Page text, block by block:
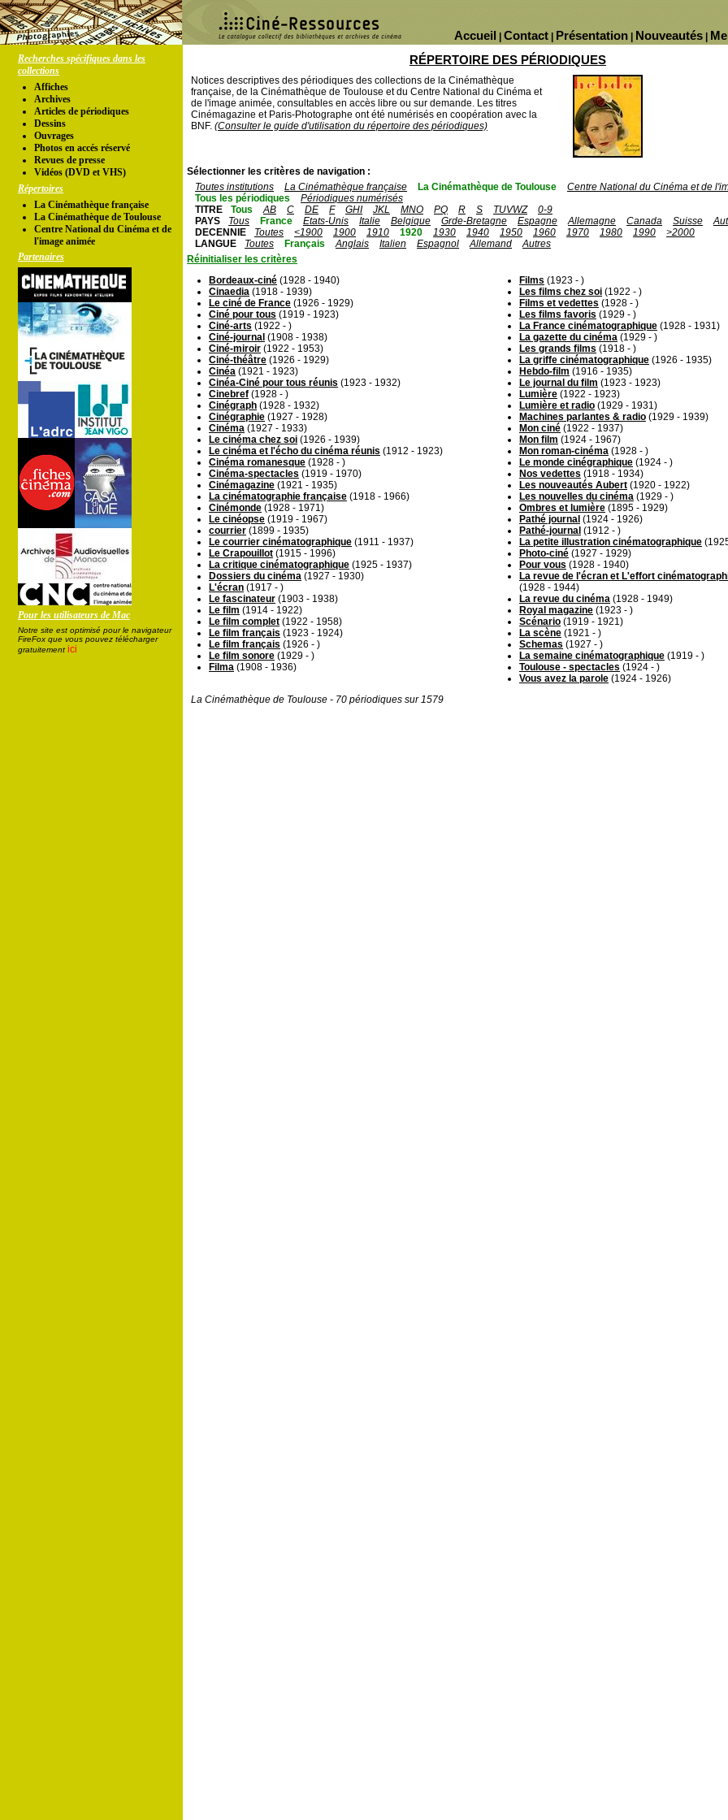
Nouveautés
Présentation
Contact
Accueil
Recherches spécifiques dans les
collections
Affiches
Archives
Articles de périodiques
Dessins
Ouvrages
Photos en accés réservé
Revues de presse
Vidéos (DVD et VHS)
Répertoires
La Cinémathèque française
La Cinémathèque de Toulouse
Centre National du Cinéma et de
l'image animée
Partenaires
Pour les utilisateurs de Mac
Notre site est optimisé pour le navigateur
FireFox que vous pouvez télécharger
gratuitement ici
RÉPERTOIRE DES PÉRIODIQUES
Notices descriptives des périodiques des collections de la Cinémathèque
française, de la Cinémathèque de Toulouse et du Centre National du Cinéma et
de l'image animée, consultables en accès libre ou sur demande. Les titres
Cinémagazine et Paris-Photographe ont été numérisés en coopération avec la
BNF. (Consulter le guide d'utilisation du répertoire des périodiques)
Sélectionner les critères de navigation :
Toutes institutions
La Cinémathèque française La Cinémathèque de Toulouse
Centre National du Cinéma et de
Tous les périodiques
Périodiques numérisés
TITRE
Tous AB C DE F GHI JKL MNO PQ R S TUVWZ
0-9
PAYS
Tous France Etats-Unis Italie Belgique Grde-Bretagne Espagne Allemagne Canada Suisse
DECENNIE
Toutes <1900 1900 1910 1920 1930 1940 1950 1960 1970 1980 1990
>2000
LANGUE
Toutes Français Anglais Italien Espagnol Allemand
Autres
Réinitialiser les critères
Bordeaux-ciné (1928 - 1940)
Cinaedia (1918 - 1939)
Le ciné de France (1926 - 1929)
Ciné pour tous (1919 - 1923)
Ciné-arts (1922 - )
Ciné-journal (1908 - 1938)
Ciné-miroir (1922 - 1953)
Ciné-théâtre (1926 - 1929)
Cinéa (1921 - 1923)
Cinéa-Ciné pour tous réunis (1923 - 1932)
Cinebref (1928 - )
Cinégraph (1928 - 1932)
Cinégraphie (1927 - 1928)
Cinéma (1927 - 1933)
Le cinéma chez soi (1926 - 1939)
Le cinéma et l'écho du cinéma réunis (1912 - 1923)
Cinéma romanesque (1928 - )
Cinéma-spectacles (1919 - 1970)
Cinémagazine (1921 - 1935)
La cinématographie française (1918 - 1966)
Cinémonde (1928 - 1971)
Le cinéopse (1919 - 1967)
courrier (1899 - 1935)
Le courrier cinématographique (1911 - 1937)
Le Crapouillot (1915 - 1996)
La critique cinématographique (1925 - 1937)
Dossiers du cinéma (1927 - 1930)
L'écran (1917 - )
Le fascinateur (1903 - 1938)
Le film (1914 - 1922)
Le film complet (1922 - 1958)
Le film français (1923 - 1924)
Le film français (1926 - )
Le film sonore (1929 - )
Filma (1908 - 1936)
Films (1923 - )
Les films chez soi (1922 - )
Films et vedettes (1928 - )
Les films favoris (1929 - )
La France cinématographique (1928 - 1931)
La gazette du cinéma (1929 - )
Les grands films (1918 - )
La griffe cinématographique (1926 - 1935)
Hebdo-film (1916 - 1935)
Le journal du film (1923 - 1923)
Lumière (1922 - 1923)
Lumière et radio (1929 - 1931)
Machines parlantes & radio (1929 - 1939)
Mon ciné (1922 - 1937)
Mon film (1924 - 1967)
Mon roman-cinéma (1928 - )
Le monde cinégraphique (1924 - )
Nos vedettes (1918 - 1934)
Les nouveautés Aubert (1920 - 1922)
Les nouvelles du cinéma (1929 - )
Ombres et lumière (1895 - 1929)
Pathé journal (1924 - 1926)
Pathé-journal (1912 - )
La petite illustration cinématographique
Photo-ciné (1927 - 1929)
Pour vous (1928 - 1940)
La revue de l'écran et L'effort
(1928 - 1944)
La revue du cinéma (1928 - 1949)
Royal magazine (1923 - )
Scénario (1919 - 1921)
La scène (1921 - )
Schemas (1927 - )
La semaine cinématographique (1919 - )
Toulouse - spectacles (1924 - )
Vous avez la parole (1924 - 1926)
La Cinémathèque de Toulouse - 70 périodiques sur 1579